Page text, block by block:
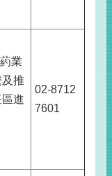
業
推
進
02-8712
7601